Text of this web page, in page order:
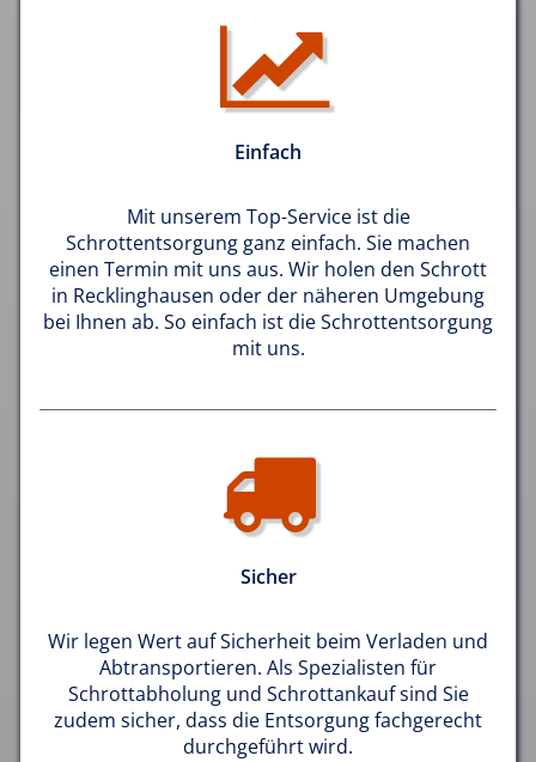
Einfach
Mit unserem Top-Service ist die
Schrottentsorgung ganz einfach. Sie machen
einen Termin mit uns aus. Wir holen den Schrott
in Recklinghausen oder der näheren Umgebung
bei Ihnen ab. So einfach ist die Schrottentsorgung
mit uns.
Sicher
Wir legen Wert auf Sicherheit beim Verladen und
Abtransportieren. Als Spezialisten für
Schrottabholung und Schrottankauf sind Sie
zudem sicher, dass die Entsorgung fachgerecht
durchgeführt wird.